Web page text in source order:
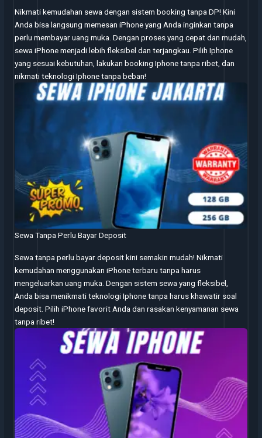
Nikmati kemudahan sewa dengan sistem booking tanpa DP! Kini
Anda bisa langsung memesan iPhone yang Anda inginkan tanpa
perlu membayar uang muka. Dengan proses yang cepat dan mudah,
sewa iPhone menjadi lebih fleksibel dan terjangkau. Pilih Iphone
yang sesuai kebutuhan, lakukan booking Iphone tanpa ribet, dan
nikmati teknologi Iphone tanpa beban!
Sewa Tanpa Perlu Bayar Deposit
Sewa tanpa perlu bayar deposit kini semakin mudah! Nikmati
kemudahan menggunakan iPhone terbaru tanpa harus
mengeluarkan uang muka. Dengan sistem sewa yang fleksibel,
Anda bisa menikmati teknologi Iphone tanpa harus khawatir soal
deposit. Pilih iPhone favorit Anda dan rasakan kenyamanan sewa
tanpa ribet!